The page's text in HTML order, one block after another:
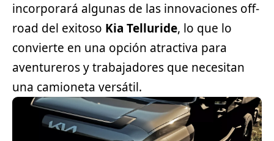
incorporará algunas de las innovaciones off-
road del exitoso Kia Telluride, lo que lo
convierte en una opción atractiva para
aventureros y trabajadores que necesitan
una camioneta versátil.